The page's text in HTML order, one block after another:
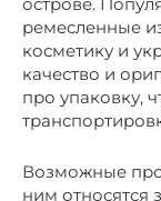
ремесленные
косметику и
качество и
про упаковку,
Возможные
ним относятся